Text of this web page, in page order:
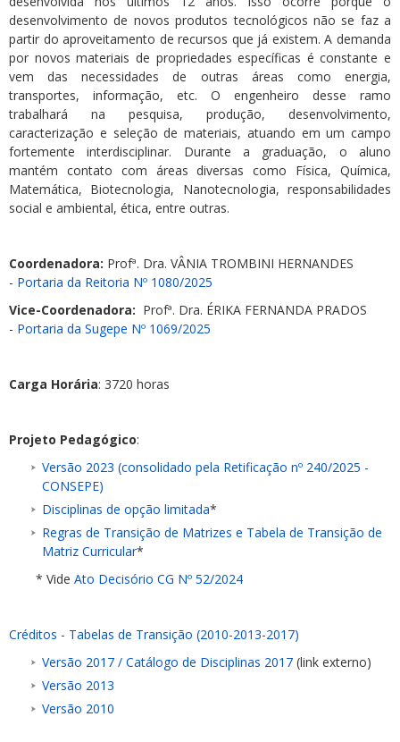
desenvolvimento de novos produtos tecnológicos não se faz a
partir do aproveitamento de recursos que já existem. A demanda
por novos materiais de propriedades específicas é constante e
vem das necessidades de outras áreas como energia,
transportes, informação, etc. O engenheiro desse ramo
trabalhará na pesquisa, produção, desenvolvimento,
caracterização e seleção de materiais, atuando em um campo
fortemente interdisciplinar. Durante a graduação, o aluno
mantém contato com áreas diversas como Física, Química,
Matemática, Biotecnologia, Nanotecnologia, responsabilidades
social e ambiental, ética, entre outras.
Coordenadora: Profª. Dra. VÂNIA TROMBINI HERNANDES
- Portaria da Reitoria Nº 1080/2025
Vice-Coordenadora: Profª. Dra. ÉRIKA FERNANDA PRADOS
- Portaria da Sugepe Nº 1069/2025
Carga Horária: 3720 horas
Projeto Pedagógico:
Versão 2023 (consolidado pela Retificação nº 240/2025 -
CONSEPE)
Disciplinas de opção limitada*
Regras de Transição de Matrizes e Tabela de Transição de
Matriz Curricular*
* Vide Ato Decisório CG Nº 52/2024
Créditos - Tabelas de Transição (2010-2013-2017)
Versão 2017 / Catálogo de Disciplinas 2017 (link externo)
Versão 2013
Versão 2010